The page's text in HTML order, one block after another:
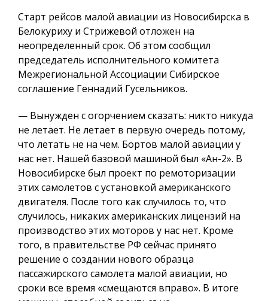
Старт рейсов малой авиации из Новосибирска в
Белокуриху и Стрижевой отложен на
неопределенный срок. Об этом сообщил
председатель исполнительного комитета
Межрегиональной Ассоциации Сибирское
соглашение Геннадий Гусельников.
— Вынужден с огорчением сказать: никто никуда
не летает. Не летает в первую очередь потому,
что летать не на чем. Бортов малой авиации у
нас нет. Нашей базовой машиной был «Ан-2». В
Новосибирске был проект по ремоторизации
этих самолетов с установкой американского
двигателя. После того как случилось то, что
случилось, никаких американских лицензий на
производство этих моторов у нас нет. Кроме
того, в правительстве РФ сейчас принято
решение о создании нового образца
пассажирского самолета малой авиации, но
сроки все время «смещаются вправо». В итоге